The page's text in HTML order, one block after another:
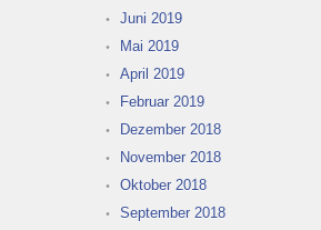
Juni 2019
Mai 2019
April 2019
Februar 2019
Dezember 2018
November 2018
Oktober 2018
September 2018